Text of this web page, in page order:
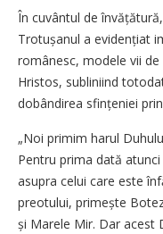
În cuvântul de
Trotușanul a evidențiat
românesc, modele vii
Hristos, subliniind
dobândirea sfințeniei
„Noi primim harul
Pentru prima dată
asupra celui care este
preotului, primește
și Marele Mir. Dar acest